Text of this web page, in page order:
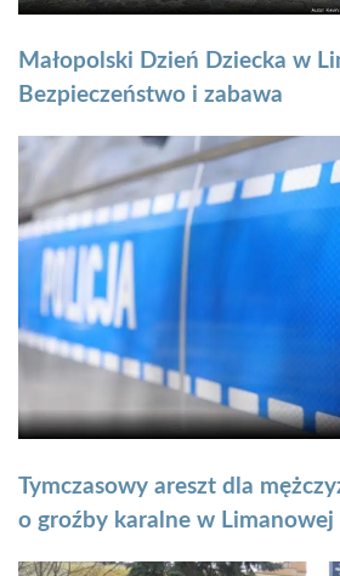
Małopolski Dzień Dziecka w
Bezpieczeństwo i zabawa
Tymczasowy areszt dla
o groźby karalne w Limanowej